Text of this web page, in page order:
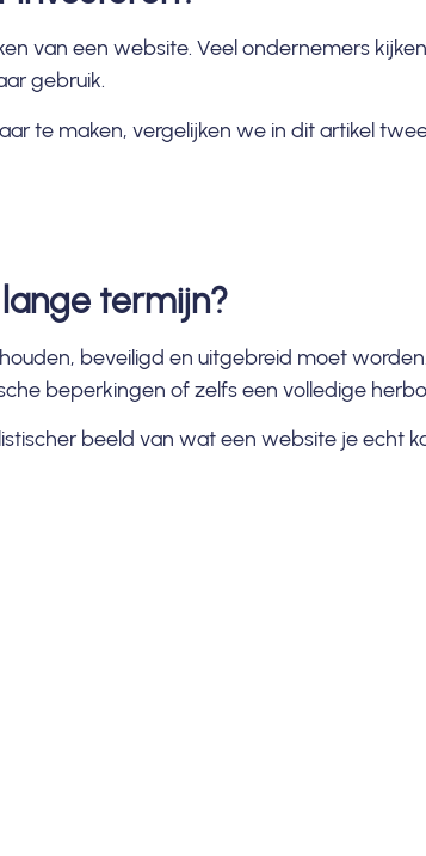
van een website. Veel ondernemers
gebruik.
te maken, vergelijken we in dit artikel
termijn?
beveiligd en uitgebreid moet
beperkingen of zelfs een volledige
beeld van wat een website je echt